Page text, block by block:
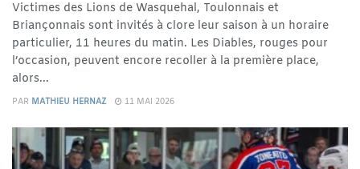
Victimes des Lions de Wasquehal, Toulonnais et
Briançonnais sont invités à clore leur saison à un horaire
particulier, 11 heures du matin. Les Diables, rouges pour
l’occasion, peuvent encore recoller à la première place,
alors...
PAR MATHIEU HERNAZ 11 MAI 2026